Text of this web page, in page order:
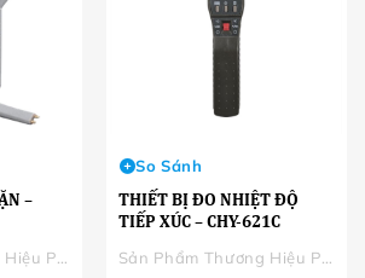
–
THIẾT BỊ ĐO NHIỆT ĐỘ
TIẾP XÚC – CHY-621C
So Sánh